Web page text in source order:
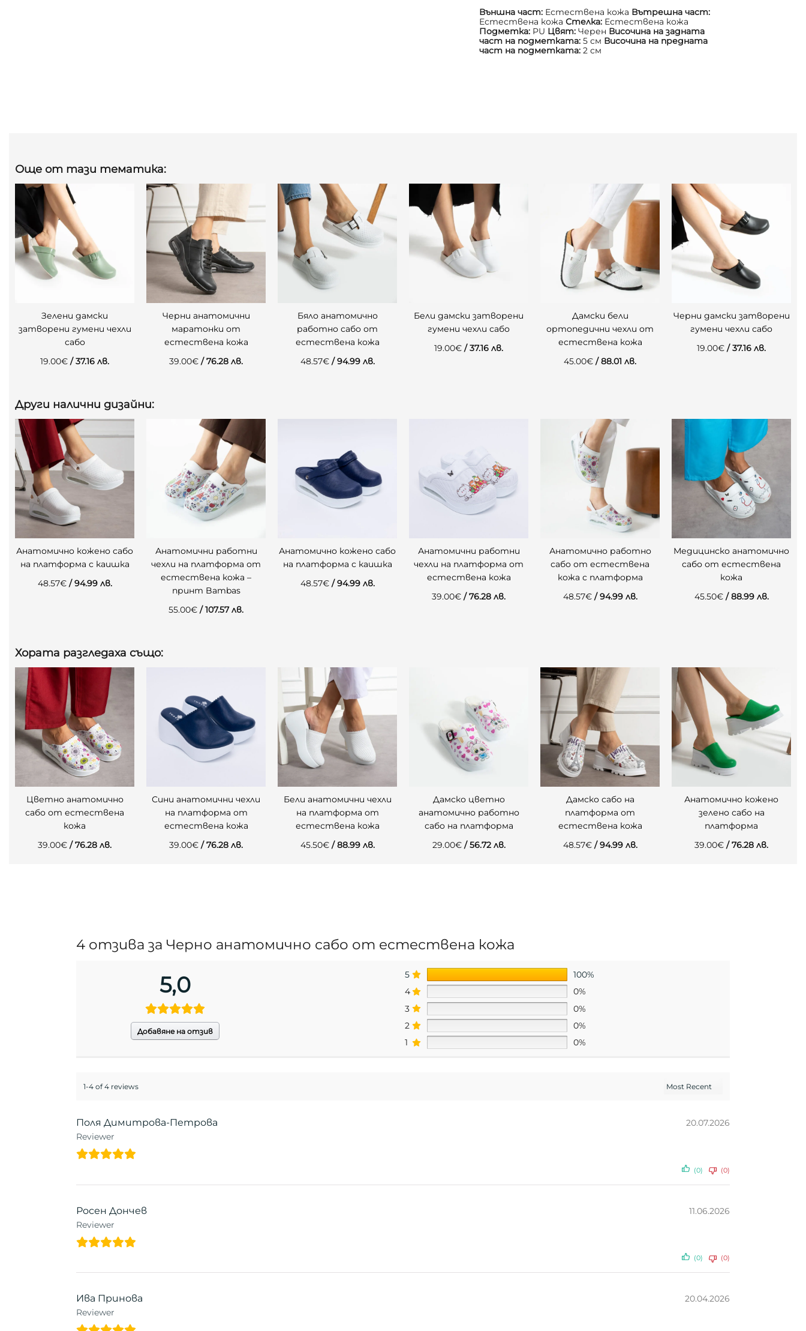
Външна част: Естествена кожа Вътрешна част:
Естествена кожа Стелка: Естествена кожа
Подметка: PU Цвят: Черен Височина на задната
част на подметката: 5 см Височина на предната
част на подметката: 2 см
Още от тази тематика:
Зелени дамски
затворени гумени чехли
сабо
19.00€ / 37.16 лв.
Черни анатомични
маратонки от
естествена кожа
39.00€ / 76.28 лв.
Бяло анатомично
работно сабо от
естествена кожа
48.57€/ 94.99 лв.
Бели дамски затворени
гумени чехли сабо
19.00€ / 37.16 лв.
Дамски бели
ортопедични чехли от
естествена кожа
45.00€ / 88.01 лв.
Черни дамски затворени
гумени чехли сабо
19.00€ / 37.16 лв.
Други налични дизайни:
Анатомично кожено сабо
на платформа с каишка
48.57€/ 94.99 лв.
Анатомични работни
чехли на платформа от
естествена кожа –
принт Bambas
55.00€ / 107.57 лв.
Анатомично кожено сабо
на платформа с каишка
48.57€/ 94.99 лв.
Анатомични работни
чехли на платформа от
естествена кожа
39.00€ / 76.28 лв.
Анатомично работно
сабо от естествена
кожа с платформа
48.57€/ 94.99 лв.
Медицинско анатомично
сабо от естествена
кожа
45.50€/ 88.99 лв.
Хората разгледаха също:
Цветно анатомично
сабо от естествена
кожа
39.00€ / 76.28 лв.
Сини анатомични чехли
на платформа от
естествена кожа
39.00€ / 76.28 лв.
Бели анатомични чехли
на платформа от
естествена кожа
45.50€/ 88.99 лв.
Дамско цветно
анатомично работно
сабо на платформа
29.00€/ 56.72 лв.
Дамско сабо на
платформа от
естествена кожа
48.57€/ 94.99 лв.
Анатомично кожено
зелено сабо на
платформа
39.00€ / 76.28 лв.
4 отзива за Черно анатомично сабо от естествена кожа
5,0
Добавяне на отзив
5
100%
4
0%
3
0%
2
0%
1
0%
1-4 of 4 reviews
Поля Димитрова-Петрова
Reviewer
20.07.2026
(0) (0)
Росен Дончев
Reviewer
11.06.2026
(0) (0)
Ива Принова
Reviewer
20.04.2026